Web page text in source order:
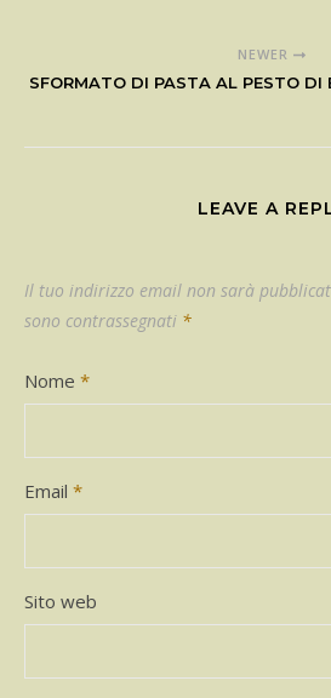
NEWER
SFORMATO DI PASTA AL PESTO DI
LEAVE A
Il tuo indirizzo email non sarà
sono contrassegnati *
Nome *
Email *
Sito web